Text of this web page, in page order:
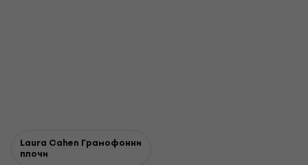
Laura Cahen Грамофонни
плочи